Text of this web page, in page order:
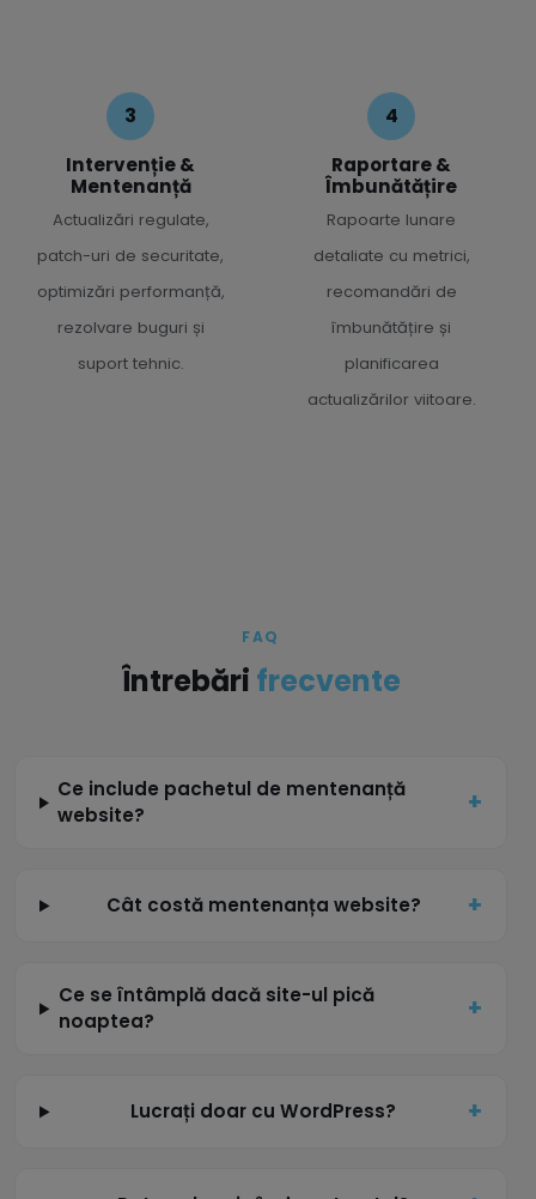
Intervenție &
Mentenanță
Actualizări regulate,
patch-uri de securitate,
optimizări performanță,
rezolvare buguri și
suport tehnic.
Raportare &
Îmbunătățire
Rapoarte lunare
detaliate cu metrici,
recomandări de
îmbunătățire și
planificarea
actualizărilor viitoare.
FAQ
Întrebări frecvente
Ce include pachetul de mentenanță
website?
Cât costă mentenanța website?
Ce se întâmplă dacă site-ul pică
noaptea?
Lucrați doar cu WordPress?